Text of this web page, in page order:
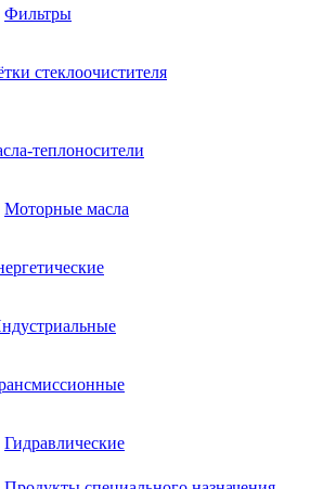
Фильтры
стеклоочистителя
теплоносители
Моторные масла
Гидравлические